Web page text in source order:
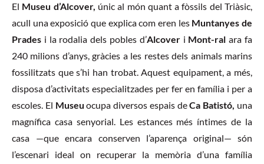
El Museu d’Alcover, únic al món quant a fòssils del Triàsic,
acull una exposició que explica com eren les Muntanyes de
Prades i la rodalia dels pobles d’Alcoveri Mont-ral ara fa
240 milions d’anys, gràcies a les restes dels animals marins
fossilitzats que s’hi han trobat. Aquest equipament, a més,
disposa d’activitats especialitzades per fer en família i per a
escoles. El Museu ocupa diversos espais deCa Batistó, una
magnífica casa senyorial. Les estances més íntimes de la
casa —que encara conserven l’aparença original— són
l’escenari ideal on recuperar la memòria d’una família